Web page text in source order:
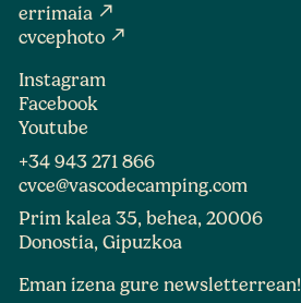
errimaia north_east
cvcephoto north_east
Instagram
Facebook
Youtube
+34 943 271 866
cvce@vascodecamping.com
Prim kalea 35, behea, 20006
Donostia, Gipuzkoa
Eman izena gure newsletterrean!